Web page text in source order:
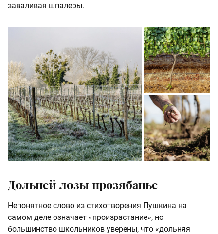
заваливая шпалеры.
Дольней лозы прозябанье
Непонятное слово из стихотворения Пушкина на
самом деле означает «произрастание», но
большинство школьников уверены, что «дольняя